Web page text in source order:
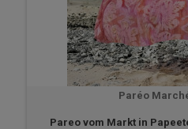
Paréo
Pareo vom Markt in